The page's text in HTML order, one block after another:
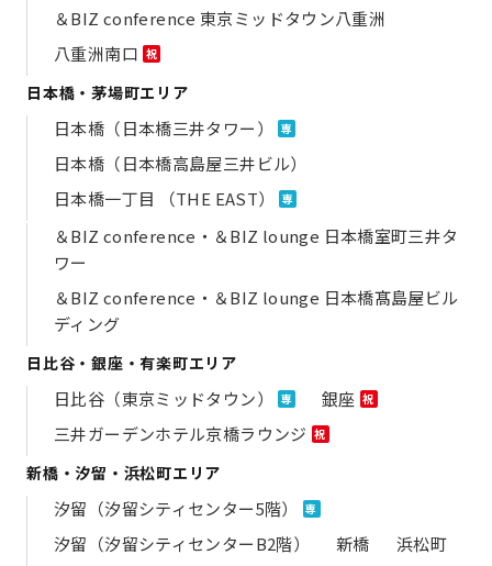
＆BIZ conference 東京ミッドタウン八重洲
八重洲南口 祝
日本橋・茅場町エリア
日本橋（日本橋三井タワー） 専
日本橋（日本橋高島屋三井ビル）
日本橋一丁目 （THE EAST）
専
＆BIZ conference・＆BIZ lounge 日本橋室町三井タ
ワー
＆BIZ conference・＆BIZ lounge 日本橋髙島屋ビル
ディング
日比谷・銀座・有楽町エリア
日比谷（東京ミッドタウン） 専 銀座 祝
三井ガーデンホテル京橋ラウンジ 祝
新橋・汐留・浜松町エリア
汐留（汐留シティセンター5階） 専
汐留（汐留シティセンターB2階） 新橋 浜松町